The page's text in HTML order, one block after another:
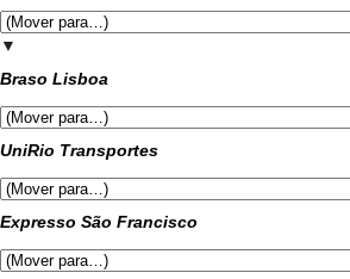
▼
Braso Lisboa
UniRio Transportes
Expresso São Francisco